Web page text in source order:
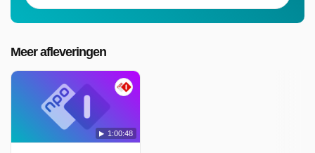
Meer afleveringen
1:00:48